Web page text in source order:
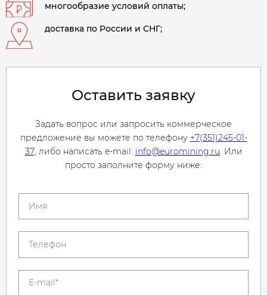
многообразие условий оплаты;
доставка по России и СНГ;
Оставить заявку
Задать вопрос или запросить коммерческое
предложение вы можете по телефону +7(351)245-01-
37, либо написать e-mail: info@euromining.ru. Или
просто заполните форму ниже: